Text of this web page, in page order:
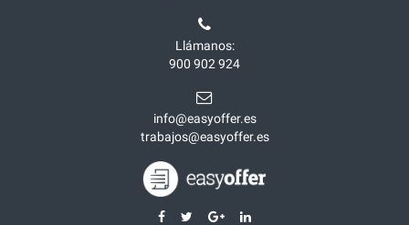
Llámanos:
900 902 924
info@easyoffer.es
trabajos@easyoffer.es